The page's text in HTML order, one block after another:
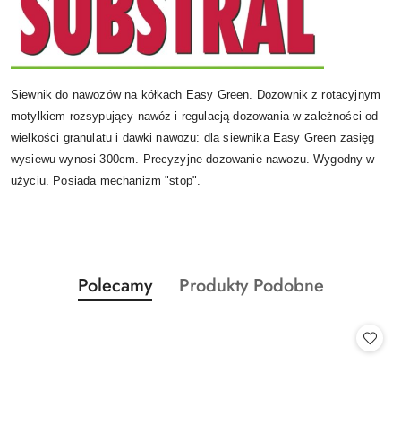
Siewnik do nawozów na kółkach Easy Green. Dozownik z rotacyjnym
motylkiem rozsypujący nawóz i regulacją dozowania w zależności od
wielkości granulatu i dawki nawozu: dla siewnika Easy Green zasięg
wysiewu wynosi 300cm. Precyzyjne dozowanie nawozu. Wygodny w
użyciu. Posiada mechanizm "stop".
Pomiń karuzelę produktów
Produkty
o
Polecamy
Produkty
Produkty Podobne